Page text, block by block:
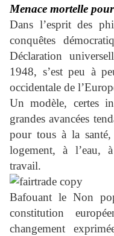
Menace mortelle
Dans l’esprit des
conquêtes
Déclaration
1948, s’est peu à
occidentale de
Un modèle, certes
grandes avancées
pour tous à la
logement, à l’eau,
travail.
Bafouant le Non
constitution
changement